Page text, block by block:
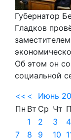
Губернатор
Гладков
Об этом он
социальной
<< < Июнь
Пн Вт Ср Чт
1
2 3 4
7
8 9 10